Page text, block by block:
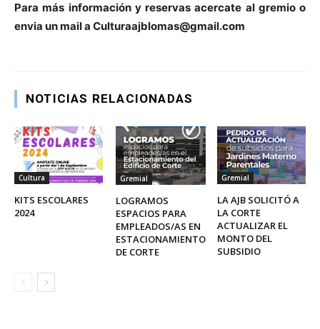
Para más información y reservas acercate al gremio o
envia un mail a Culturaajblomas@gmail.com
NOTICIAS RELACIONADAS
Cultura
KITS ESCOLARES
2024
Gremial
LOGRAMOS
ESPACIOS PARA
EMPLEADOS/AS EN
ESTACIONAMIENTO
DE CORTE
Gremial
LA AJB SOLICITÓ A
LA CORTE
ACTUALIZAR EL
MONTO DEL
SUBSIDIO